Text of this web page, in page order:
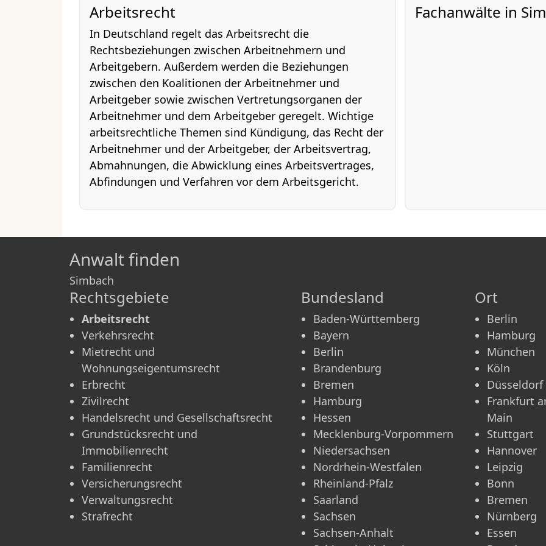
Arbeitsrecht
In Deutschland regelt das Arbeitsrecht die
Rechtsbeziehungen zwischen Arbeitnehmern und
Arbeitgebern. Außerdem werden die Beziehungen
zwischen den Koalitionen der Arbeitnehmer und
Arbeitgeber sowie zwischen Vertretungsorganen der
Arbeitnehmer und dem Arbeitgeber geregelt. Wichtige
arbeitsrechtliche Themen sind Kündigung, das Recht der
Arbeitnehmer und der Arbeitgeber, der Arbeitsvertrag,
Abmahnungen, die Abwicklung eines Arbeitsvertrages,
Abfindungen und Verfahren vor dem Arbeitsgericht.
Fachanwälte in
Anwalt finden
Simbach
Rechtsgebiete
Arbeitsrecht
Verkehrsrecht
Mietrecht und
Wohnungseigentumsrecht
Erbrecht
Zivilrecht
Handelsrecht und Gesellschaftsrecht
Grundstücksrecht und
Immobilienrecht
Familienrecht
Versicherungsrecht
Verwaltungsrecht
Strafrecht
Bundesland
Baden-Württemberg
Bayern
Berlin
Brandenburg
Bremen
Hamburg
Hessen
Mecklenburg-Vorpommern
Niedersachsen
Nordrhein-Westfalen
Rheinland-Pfalz
Saarland
Sachsen
Sachsen-Anhalt
Ort
Berlin
Hamburg
München
Köln
Düsseldorf
Frankfurt
Main
Stuttgart
Hannover
Leipzig
Bonn
Bremen
Nürnberg
Essen